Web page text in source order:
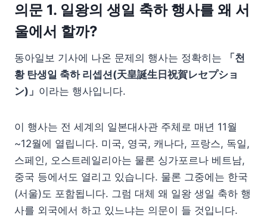
의문 1. 일왕의 생일 축하 행사를 왜 서
울에서 할까?
동아일보 기사에 나온 문제의 행사는 정확히는
「천
황 탄생일 축하 리셉션(天皇誕生日祝賀レセプショ
ン)」 이라는 행사입니다.
이 행사는 전 세계의 일본대사관 주체로 매년 11월
~12월에 열립니다. 미국, 영국, 캐나다, 프랑스, 독일,
스페인, 오스트레일리아는 물론 싱가포르나 베트남,
중국 등에서도 열리고 있습니다. 물론 그중에는 한국
(서울)도 포함됩니다. 그럼 대체 왜 일왕 생일 축하 행
사를 외국에서 하고 있느냐는 의문이 들 것입니다.